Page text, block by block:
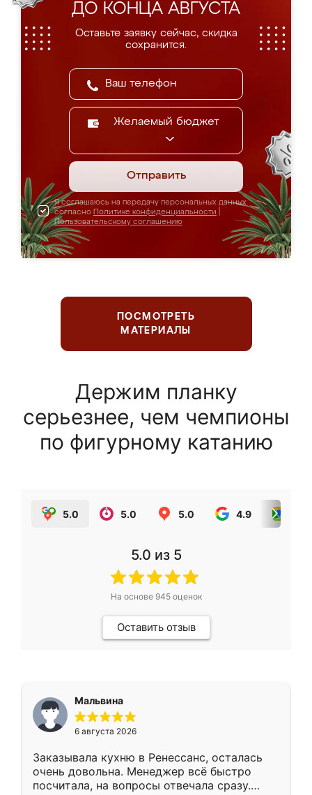
ДО КОНЦА АВГУСТА
Оставьте заявку сейчас, скидка
сохранится.
Желаемый бюджет
Отправить
Я соглашаюсь на передачу персональных данных
согласно Политике конфиденциальности
Пользовательскому соглашению
ПОСМОТРЕТЬ
МАТЕРИАЛЫ
Держим планку
серьезнее, чем чемпионы
по фигурному катанию
5.0 5.0 5.0 4.9
5.0 из 5
На основе 945оценок
Оставить отзыв
Мальвина
6 августа 2026
Заказывала кухню в Ренессанс, осталась
очень довольна. Менеджер всё быстро
посчитала, на вопросы отвечала сразу.